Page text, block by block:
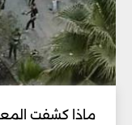
ماذا كشفت